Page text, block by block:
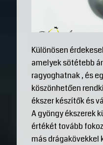
Különösen
amelyek sötétebb
ragyoghatnak , és
köszönhetően
ékszer készítők és
A gyöngy ékszerek
értékét tovább
más drágakövekkel